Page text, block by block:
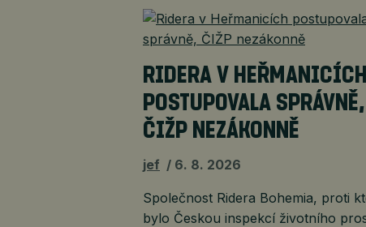
RIDERA V HEŘMANICÍCH
POSTUPOVALA SPRÁVNĚ,
ČIŽP NEZÁKONNĚ
jef 6. 8. 2026
Společnost Ridera Bohemia, proti
bylo Českou inspekcí životního